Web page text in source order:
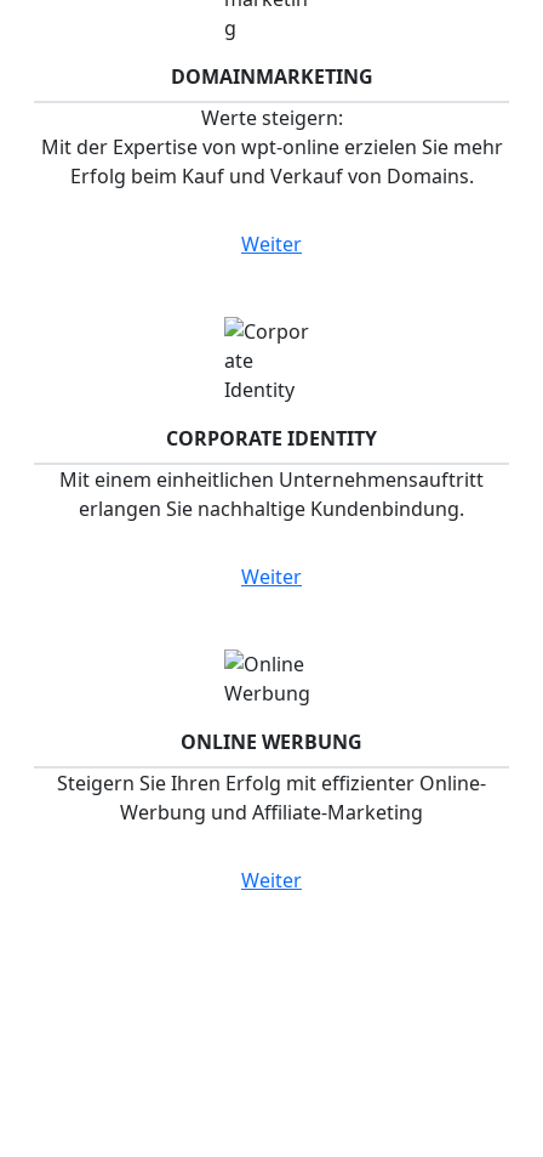
DOMAIN­MARKETING
Werte steigern:
Mit der Expertise von wpt-online erzielen Sie mehr
Erfolg beim Kauf und Verkauf von Domains.
Weiter
CORPORATE IDENTITY
Mit einem einheitlichen Unternehmensauftritt
erlangen Sie nachhaltige Kundenbindung.
Weiter
ONLINE WERBUNG
Steigern Sie Ihren Erfolg mit effizienter Online-
Werbung und Affiliate-Marketing
Weiter